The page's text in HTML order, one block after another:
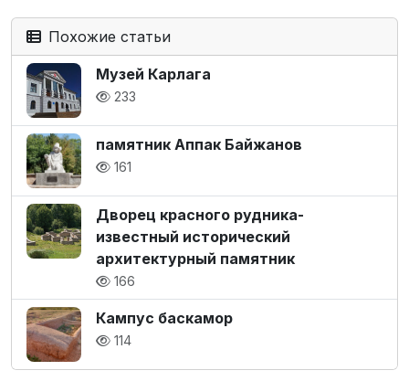
Похожие статьи
Музей Карлага
233
памятник Аппак Байжанов
161
Дворец красного рудника-
известный исторический
архитектурный памятник
166
Кампус баскамор
114